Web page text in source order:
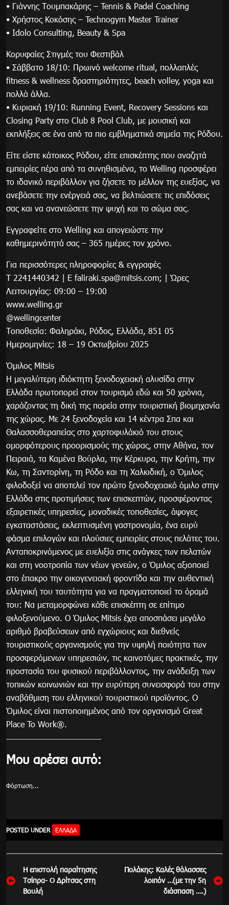
• Γιάννης Τουμπακάρης – Tennis & Padel Coaching
• Χρήστος Κοκόσης – Technogym Master Trainer
• Idolo Consulting, Beauty & Spa
Κορυφαίες Στιγμές του Φεστιβάλ
• Σάββατο 18/10: Πρωινό welcome ritual, πολλαπλές
fitness & wellness δραστηριότητες, beach volley, yoga και
πολλά άλλα.
• Κυριακή 19/10: Running Event, Recovery Sessions και
Closing Party στο Club 8 Pool Club, με μουσική και
εκπλήξεις σε ένα από τα πιο εμβληματικά σημεία της Ρόδου.
Είτε είστε κάτοικος Ρόδου, είτε επισκέπτης που αναζητά
εμπειρίες πέρα από τα συνηθισμένα, το Welling προσφέρει
το ιδανικό περιβάλλον για ζήσετε το μέλλον της ευεξίας, να
ανεβάσετε την ενέργειά σας, να βελτιώσετε τις επιδόσεις
σας και να ανανεώσετε την ψυχή και το σώμα σας.
Εγγραφείτε στο Welling και απογειώστε την
καθημερινότητά σας – 365 ημέρες τον χρόνο.
Για περισσότερες πληροφορίες & εγγραφές
Τ 2241440342 | Ε faliraki.spa@mitsis.com; | Ώρες
Λειτουργίας: 09:00 – 19:00
www.welling.gr
@wellingcenter
Τοποθεσία: Φαληράκι, Ρόδος, Ελλάδα, 851 05
Ημερομηνίες: 18 – 19 Οκτωβρίου 2025
Όμιλος Mitsis
Η μεγαλύτερη ιδιόκτητη ξενοδοχειακή αλυσίδα στην
Ελλάδα πρωτοπορεί στον τουρισμό εδώ και 50 χρόνια,
χαράζοντας τη δική της πορεία στην τουριστική βιομηχανία
της χώρας. Με 24 ξενοδοχεία και 14 κέντρα Σπα και
Θαλασσοθεραπείας στο χαρτοφυλάκιό του στους
ομορφότερους προορισμούς της χώρας, στην Αθήνα, τον
Πειραιά, τα Καμένα Βούρλα, την Κέρκυρα, την Κρήτη, την
Κω, τη Σαντορίνη, τη Ρόδο και τη Χαλκιδική, ο Όμιλος
φιλοδοξεί να αποτελεί τον πρώτο ξενοδοχειακό όμιλο στην
Ελλάδα στις προτιμήσεις των επισκεπτών, προσφέροντας
εξαιρετικές υπηρεσίες, μοναδικές τοποθεσίες, άψογες
εγκαταστάσεις, εκλεπτυσμένη γαστρονομία, ένα ευρύ
φάσμα επιλογών και πλούσιες εμπειρίες στους πελάτες του.
Ανταποκρινόμενος με ευελιξία στις ανάγκες των πελατών
και στη νοοτροπία των νέων γενεών, ο Όμιλος αξιοποιεί
στο έπακρο την οικογενειακή φροντίδα και την αυθεντική
ελληνική του ταυτότητα για να πραγματοποιεί το όραμά
του: Να μεταμορφώνει κάθε επισκέπτη σε επίτιμο
φιλοξενούμενο. Ο Όμιλος Mitsis έχει αποσπάσει μεγάλο
αριθμό βραβεύσεων από εγχώριους και διεθνείς
τουριστικούς οργανισμούς για την υψηλή ποιότητα των
προσφερόμενων υπηρεσιών, τις καινοτόμες πρακτικές, την
προστασία του φυσικού περιβάλλοντος, την ανάδειξη των
τοπικών κοινωνιών και την ευρύτερη συνεισφορά του στην
αναβάθμιση του ελληνικού τουριστικού προϊόντος. Ο
Όμιλος είναι πιστοποιημένος από τον οργανισμό Great
Place To Work®.
Μου αρέσει αυτό:
Φόρτωση...
POSTED UNDER ΕΛΛΆΔΑ
Πλοήγηση
άρθρων
Η επιστολή παραίτησης
Τσίπρα- Ο Δρίτσας στη
Βουλή
Πολάκης: Καλές θάλασσες
λοιπόν …(με την 5η
διάσπαση ….)